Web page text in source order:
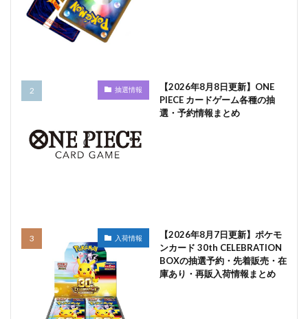
抽選情報
【2026年8月8日更新】ONE
PIECE カードゲーム各種の抽
選・予約情報まとめ
入荷情報
【2026年8月7日更新】ポケモ
ンカード 30th CELEBRATION
BOXの抽選予約・先着販売・在
庫あり・再販入荷情報まとめ